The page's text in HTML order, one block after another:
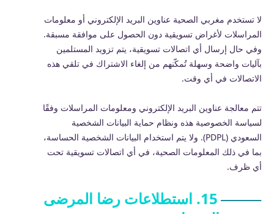
لا تستخدم مغربي الصحية عناوين البريد الإلكتروني أو معلومات
المراسلات لأغراض تسويقية دون الحصول على موافقة مسبقة.
وفي حال إرسال أي اتصالات تسويقية، يتم تزويد المستلمين
بآليات واضحة وسهلة تُمكّنهم من إلغاء الاشتراك في تلقي هذه
الاتصالات في أي وقت.
تتم معالجة عناوين البريد الإلكتروني ومعلومات المراسلات وفقًا
لسياسة الخصوصية هذه ونظام حماية البيانات الشخصية
السعودي (PDPL). ولا يتم استخدام البيانات الشخصية الحساسة،
بما في ذلك المعلومات الصحية، في أي اتصالات تسويقية تحت
أي ظرف.
15. استطلاعات رضا المرضى